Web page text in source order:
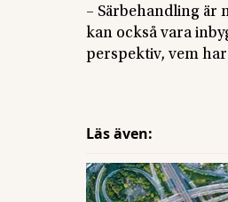
– Särbehandling är
kan också vara
perspektiv, vem
Läs även: